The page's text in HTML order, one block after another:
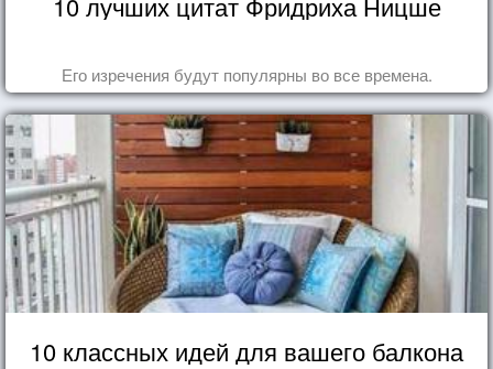
Его изречения будут популярны во все времена.
10 классных идей для вашего балкона